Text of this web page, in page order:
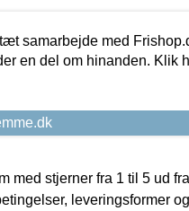
samarbejde med
en del om hinanden. Klik
med stjerner fra 1 til 5 ud
leveringsformer og